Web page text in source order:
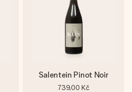
Salentein Pinot Noir
739,00 Kč